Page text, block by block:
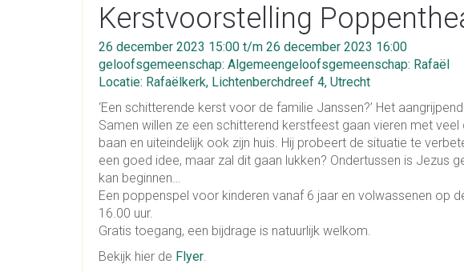
Kerstvoorstelling
26 december 2023 15:00 t/m 26 december 2023 16:00
geloofsgemeenschap: Algemeengeloofsgemeenschap: Rafaël
Locatie: Rafaëlkerk, Lichtenberchdreef 4, Utrecht
‘Een schitterende kerst voor de familie Janssen?’ Het
Samen willen ze een schitterend kerstfeest gaan vieren met
baan en uiteindelijk ook zijn huis. Hij probeert de situatie te
een goed idee, maar zal dit gaan lukken? Ondertussen is Jezus
kan beginnen…
Een poppenspel voor kinderen vanaf 6 jaar en volwassenen op
16.00 uur.
Gratis toegang, een bijdrage is natuurlijk welkom.
Bekijk hier de Flyer